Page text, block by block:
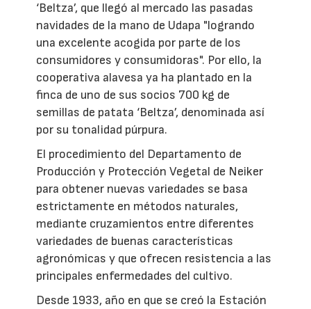
‘Beltza’, que llegó al mercado las pasadas
navidades de la mano de Udapa "logrando
una excelente acogida por parte de los
consumidores y consumidoras". Por ello, la
cooperativa alavesa ya ha plantado en la
finca de uno de sus socios 700 kg de
semillas de patata ‘Beltza’, denominada así
por su tonalidad púrpura.
El procedimiento del Departamento de
Producción y Protección Vegetal de Neiker
para obtener nuevas variedades se basa
estrictamente en métodos naturales,
mediante cruzamientos entre diferentes
variedades de buenas características
agronómicas y que ofrecen resistencia a las
principales enfermedades del cultivo.
Desde 1933, año en que se creó la Estación